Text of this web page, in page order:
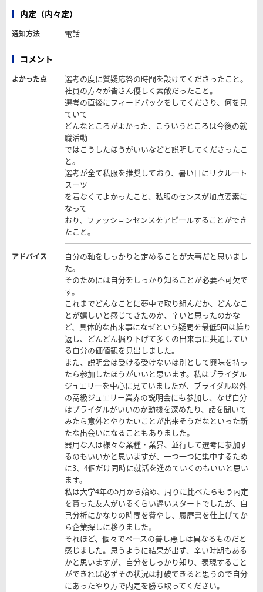
内定（内々定）
通知方法 電話
コメント
よかった点
選考の度に質疑応答の時間を設けてくださったこと。
社員の方々が皆さん優しく素敵だったこと。
選考の直後にフィードバックをしてくださり、何を見
ていて
どんなところがよかった、こういうところは今後の就
職活動
ではこうしたほうがいいなどと説明してくださったこ
と。
選考が全て私服を推奨しており、暑い日にリクルート
スーツ
を着なくてよかったこと、私服のセンスが加点要素に
なって
おり、ファッションセンスをアピールすることができ
たこと。
アドバイス
自分の軸をしっかりと定めることが大事だと思いまし
た。
そのためには自分をしっかり知ることが必要不可欠で
す。
これまでどんなことに夢中で取り組んだか、どんなこ
とが嬉しいと感じてきたのか、辛いと思ったのかな
ど、具体的な出来事になぜという疑問を最低5回は繰り
返し、どんどん掘り下げて多くの出来事に共通してい
る自分の価値観を見出しました。
また、説明会は受ける受けないは別として興味を持っ
たら参加したほうがいいと思います。私はブライダル
ジュエリーを中心に見ていましたが、ブライダル以外
の高級ジュエリー業界の説明会にも参加し、なぜ自分
はブライダルがいいのか動機を深めたり、話を聞いて
みたら意外とやりたいことが出来そうだなといった新
たな出会いになることもありました。
器用な人は様々な業種・業界、並行して選考に参加す
るのもいいかと思いますが、一つ一つに集中するため
に3、4個だけ同時に就活を進めていくのもいいと思い
ます。
私は大学4年の5月から始め、周りに比べたらもう内定
を貰った友人がいるくらい遅いスタートでしたが、自
己分析にかなりの時間を費やし、履歴書を仕上げてか
ら企業探しに移りました。
それほど、個々でペースの善し悪しは異なるものだと
感じました。思うように結果が出ず、辛い時期もある
かと思いますが、自分をしっかり知り、表現すること
ができれば必ずその状況は打破できると思うので自分
にあったやり方で内定を勝ち取ってください。